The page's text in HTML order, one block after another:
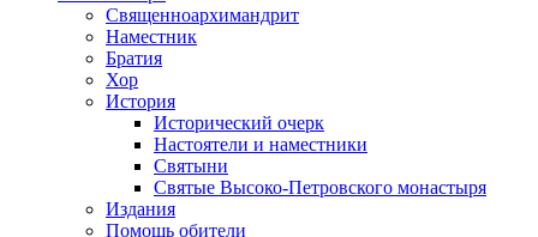
Священноархимандрит
Наместник
Братия
Хор
История
Исторический очерк
Настоятели и наместники
Святыни
Святые Высоко-Петровского монастыря
Издания
Помощь обители